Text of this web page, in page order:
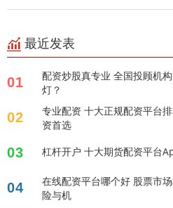
最近发表
01
配资炒股真专业 全国投顾机
灯？
02
专业配资 十大正规配资平台
资首选
03 杠杆开户 十大期货配资
04
在线配资平台哪个好 股票市
险与机